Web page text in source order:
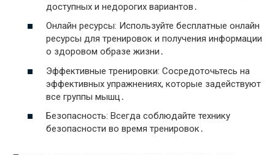
доступных и недорогих вариантов․
Онлайн ресурсы: Используйте бесплатные онлайн
ресурсы для тренировок и получения информации
о здоровом образе жизни․
Эффективные тренировки: Сосредоточьтесь на
эффективных упражнениях, которые задействуют
все группы мышц․
Безопасность: Всегда соблюдайте технику
безопасности во время тренировок․